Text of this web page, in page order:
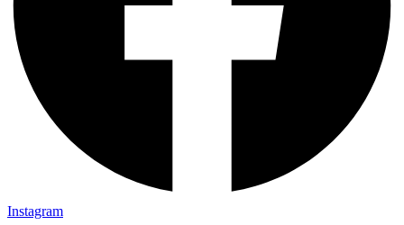
Instagram